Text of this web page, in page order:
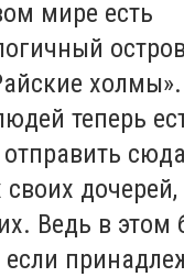
мире есть
теперь
дочерей,
Ведь в этом
если